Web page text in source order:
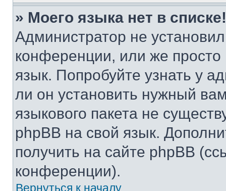
» Моего языка нет в списке!
Администратор не
конференции, или же
язык. Попробуйте узнать у
ли он установить нужный
языкового пакета не
phpBB на свой язык.
получить на сайте phpBB
конференции).
Вернуться к началу